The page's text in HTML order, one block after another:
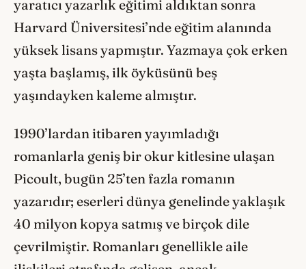
yaratıcı yazarlık eğitimi aldıktan sonra
Harvard Üniversitesi’nde eğitim alanında
yüksek lisans yapmıştır. Yazmaya çok erken
yaşta başlamış, ilk öyküsünü beş
yaşındayken kaleme almıştır.
1990’lardan itibaren yayımladığı
romanlarla geniş bir okur kitlesine ulaşan
Picoult, bugün 25’ten fazla romanın
yazarıdır; eserleri dünya genelinde yaklaşık
40 milyon kopya satmış ve birçok dile
çevrilmiştir. Romanları genellikle aile